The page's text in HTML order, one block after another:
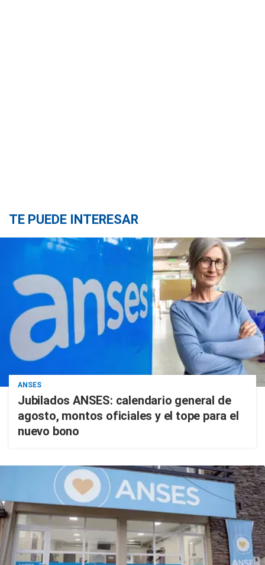
TE PUEDE INTERESAR
ANSES
Jubilados ANSES: calendario general de
agosto, montos oficiales y el tope para el
nuevo bono